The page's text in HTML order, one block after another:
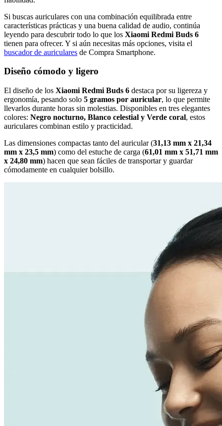
Si buscas auriculares con una combinación equilibrada entre
características prácticas y una buena calidad de audio, continúa
leyendo para descubrir todo lo que los Xiaomi Redmi Buds 6
tienen para ofrecer. Y si aún necesitas más opciones, visita el
buscador de auriculares de Compra Smartphone.
Diseño cómodo y ligero
El diseño de los Xiaomi Redmi Buds 6 destaca por su ligereza y
ergonomía, pesando solo 5 gramos por auricular, lo que permite
llevarlos durante horas sin molestias. Disponibles en tres elegantes
colores: Negro nocturno, Blanco celestial y Verde coral, estos
auriculares combinan estilo y practicidad.
Las dimensiones compactas tanto del auricular (31,13 mm x 21,34
mm x 23,5 mm) como del estuche de carga (61,01 mm x 51,71 mm
x 24,80 mm) hacen que sean fáciles de transportar y guardar
cómodamente en cualquier bolsillo.